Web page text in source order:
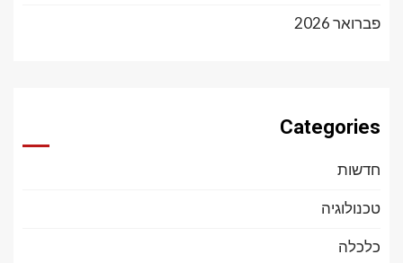
פברואר 2026
Categories
חדשות
טכנולוגיה
כלכלה